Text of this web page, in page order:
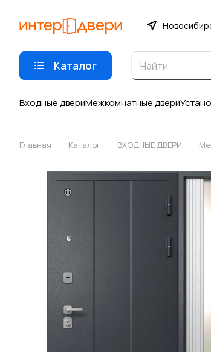
Каталог
Входные двериМежкомнатные двери
Главная – Каталог – ВХОДНЫЕ ДВЕРИ –